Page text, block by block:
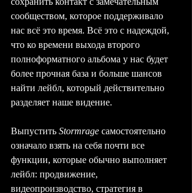
сообществом, которое поддерживало
нас всё это время. Всё это с надеждой,
что ко времени выхода второго
полноформатного альбома у нас будет
более прочная база и больше шансов
найти лейбл, который действительно
разделяет наше видение.
Выпустить Stormrage самостоятельно
означало взять на себя почти все
функции, которые обычно выполняет
лейбл: продвижение,
видеопроизводство, стратегия в